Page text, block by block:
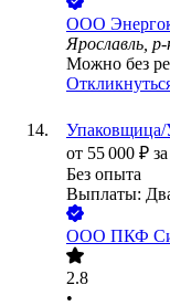
ООО
Ярославль,
Можно без
от 55 000 ₽
Без опыта
Выплаты:
ООО ПКФ
2.8
•